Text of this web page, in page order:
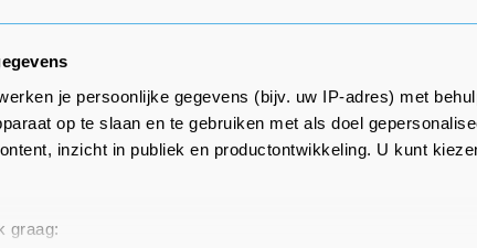
je persoonlijke gegevens (bijv. uw IP-adres) met
op te slaan en te gebruiken met als doel
inzicht in publiek en productontwikkeling. U kunt
graag: